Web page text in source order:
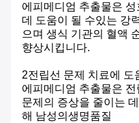
에피메디엄 추출물은
데 도움이 될 수있는 강
으며 생식 기관의 혈액
향상시킵니다.
2전립선 문제 치료에 도
에피메디엄 추출물은
문제의 증상을 줄이는
해 남성의 생명품질